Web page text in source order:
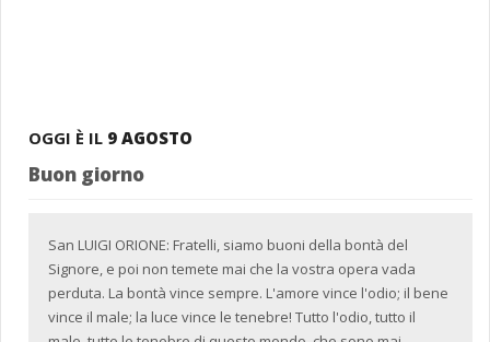
OGGI È IL 9 AGOSTO
Buon giorno
San LUIGI ORIONE: Fratelli, siamo buoni della bontà del
Signore, e poi non temete mai che la vostra opera vada
perduta. La bontà vince sempre. L'amore vince l'odio; il bene
vince il male; la luce vince le tenebre! Tutto l'odio, tutto il